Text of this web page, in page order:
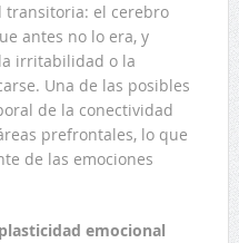
el cerebro
antes no lo era, y
irritabilidad o la
Una de las posibles
de la conectividad
prefrontales, lo que
de las emociones
emocional